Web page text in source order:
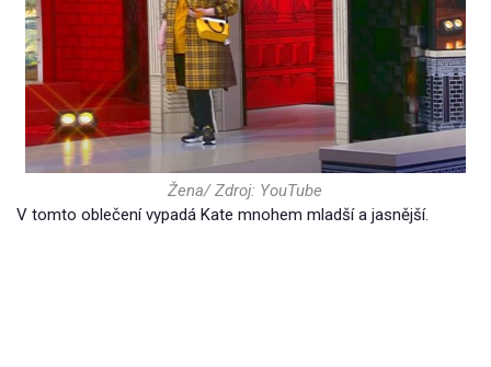
Žena/ Zdroj: YouTube
V tomto oblečení vypadá Kate mnohem mladší a jasnější.